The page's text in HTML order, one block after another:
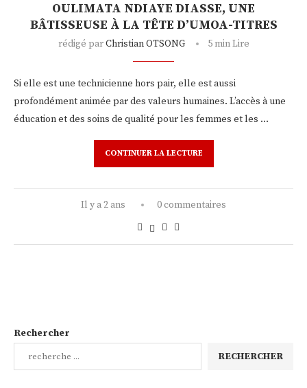
OULIMATA NDIAYE DIASSE, UNE
BÂTISSEUSE À LA TÊTE D’UMOA-TITRES
rédigé parChristian OTSONG 5 min Lire
Si elle est une technicienne hors pair, elle est aussi
profondément animée par des valeurs humaines. L’accès à une
éducation et des soins de qualité pour les femmes et les …
CONTINUER LA LECTURE
Il y a 2 ans 0 commentaires
Rechercher
RECHERCHER